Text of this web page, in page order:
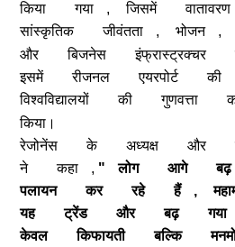
किया
गया , जिसमें वातावरण
सांस्कृतिक
जीवंतता , भोजन ,
और
बिजनेस इंफ्रास्ट्रक्चर
इसमें
रीजनल एयरपोर्ट की
विश्वविद्यालयों
की गुणवत्ता
किया।
रेजोनेंस
के अध्यक्ष और
ने
कहा , " लोग आगे बढ़
पलायन
कर रहे हैं ,
यह
ट्रेंड और बढ़ गया
केवल
किफायती बल्कि